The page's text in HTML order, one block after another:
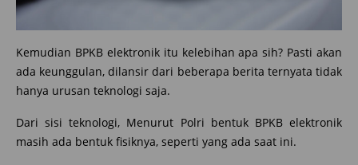
Kemudian BPKB elektronik itu kelebihan apa sih? Pasti akan
ada keunggulan, dilansir dari beberapa berita ternyata tidak
hanya urusan teknologi saja.
Dari sisi teknologi, Menurut Polri bentuk BPKB elektronik
masih ada bentuk fisiknya, seperti yang ada saat ini.